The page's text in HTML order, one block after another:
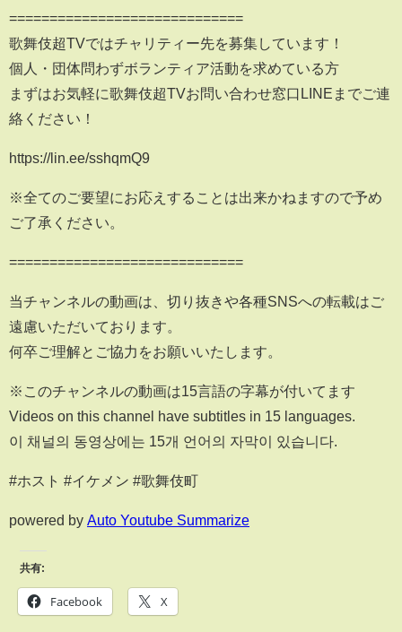
=============================
歌舞伎超TVではチャリティー先を募集しています！
個人・団体問わずボランティア活動を求めている方
まずはお気軽に歌舞伎超TVお問い合わせ窓口LINEまでご連
絡ください！
https://lin.ee/sshqmQ9
※全てのご要望にお応えすることは出来かねますので予め
ご了承ください。
=============================
当チャンネルの動画は、切り抜きや各種SNSへの転載はご
遠慮いただいております。
何卒ご理解とご協力をお願いいたします。
※このチャンネルの動画は15言語の字幕が付いてます
Videos on this channel have subtitles in 15 languages.
이 채널의 동영상에는 15개 언어의 자막이 있습니다.
#ホスト #イケメン #歌舞伎町
powered by Auto Youtube Summarize
共有:
Facebook X